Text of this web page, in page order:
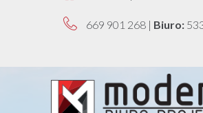
669 901 268| Biuro: